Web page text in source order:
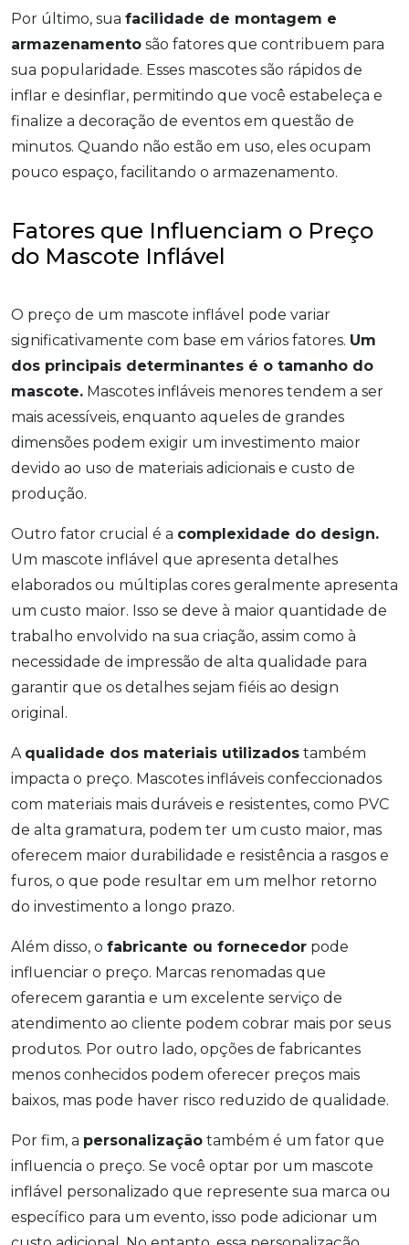
Por último, sua facilidade de montagem e
armazenamento são fatores que contribuem para
sua popularidade. Esses mascotes são rápidos de
inflar e desinflar, permitindo que você estabeleça e
finalize a decoração de eventos em questão de
minutos. Quando não estão em uso, eles ocupam
pouco espaço, facilitando o armazenamento.
Fatores que Influenciam o Preço
do Mascote Inflável
O preço de um mascote inflável pode variar
significativamente com base em vários fatores. Um
dos principais determinantes é o tamanho do
mascote. Mascotes infláveis menores tendem a ser
mais acessíveis, enquanto aqueles de grandes
dimensões podem exigir um investimento maior
devido ao uso de materiais adicionais e custo de
produção.
Outro fator crucial é a complexidade do design.
Um mascote inflável que apresenta detalhes
elaborados ou múltiplas cores geralmente apresenta
um custo maior. Isso se deve à maior quantidade de
trabalho envolvido na sua criação, assim como à
necessidade de impressão de alta qualidade para
garantir que os detalhes sejam fiéis ao design
original.
A qualidade dos materiais utilizados também
impacta o preço. Mascotes infláveis confeccionados
com materiais mais duráveis e resistentes, como PVC
de alta gramatura, podem ter um custo maior, mas
oferecem maior durabilidade e resistência a rasgos e
furos, o que pode resultar em um melhor retorno
do investimento a longo prazo.
Além disso, o fabricante ou fornecedor pode
influenciar o preço. Marcas renomadas que
oferecem garantia e um excelente serviço de
atendimento ao cliente podem cobrar mais por seus
produtos. Por outro lado, opções de fabricantes
menos conhecidos podem oferecer preços mais
baixos, mas pode haver risco reduzido de qualidade.
Por fim, a personalização também é um fator que
influencia o preço. Se você optar por um mascote
inflável personalizado que represente sua marca ou
específico para um evento, isso pode adicionar um